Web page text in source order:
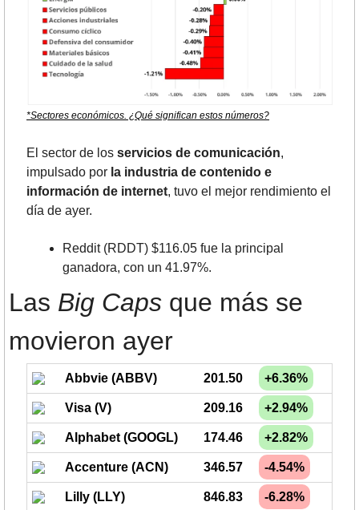
*Sectores económicos. ¿Qué significan estos números?
El sector de los servicios de comunicación,
impulsado por la industria de contenido e
información de internet, tuvo el mejor rendimiento el
día de ayer.
Reddit (RDDT) $116.05 fue la principal
ganadora, con un 41.97%.
Las Big Caps que más se
movieron ayer
Abbvie (ABBV) 201.50 +6.36%
Visa (V) 209.16 +2.94%
Alphabet (GOOGL) 174.46 +2.82%
Accenture (ACN) 346.57 -4.54%
Lilly (LLY) 846.83 -6.28%